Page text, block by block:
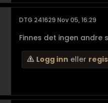
DTG 241629 Nov 05, 16:29
Finnes det ingen andre
Logg inn eller